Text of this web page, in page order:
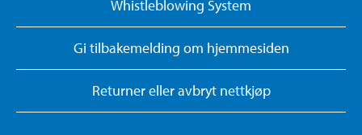
Whistleblowing System
Gi tilbakemelding om hjemmesiden
Returner eller avbryt nettkjøp